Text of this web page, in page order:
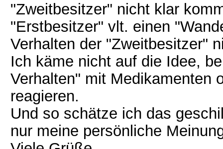
"Zweitbesitzer" nicht klar
"Erstbesitzer" vlt. einen
Verhalten der "Zweitbesitzer"
Ich käme nicht auf die Idee,
Verhalten" mit Medikamenten
reagieren.
Und so schätze ich das
nur meine persönliche